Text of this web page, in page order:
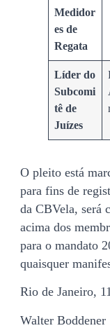
Medidor
es de
Regata
Líder do
Subcomi
tê de
Juízes
O pleito está
para fins de
da CBVela, será
acima dos
para o mandato
quaisquer
Rio de Janeiro,
Walter Boddener